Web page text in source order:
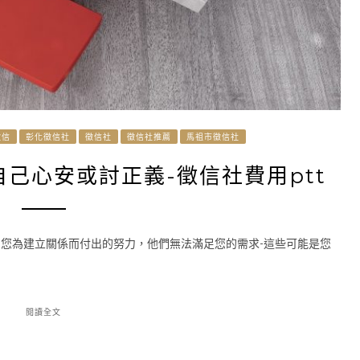
彰化徵信社 徵信社 徵信社推薦 馬祖市徵信社
己心安或討正義-徵信社費用ptt
為建立關係而付出的努力，他們無法滿足您的需求-這些可能是您
閱讀全文